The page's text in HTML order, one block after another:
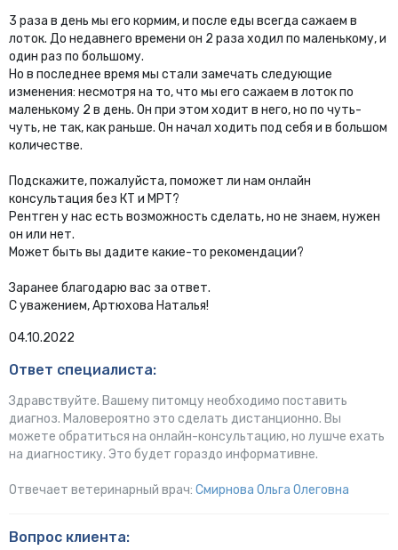
3 раза в день мы его кормим, и после еды всегда сажаем в
лоток. До недавнего времени он 2 раза ходил по маленькому, и
один раз по большому.
Но в последнее время мы стали замечать следующие
изменения: несмотря на то, что мы его сажаем в лоток по
маленькому 2 в день. Он при этом ходит в него, но по чуть-
чуть, не так, как раньше. Он начал ходить под себя и в большом
количестве.
Подскажите, пожалуйста, поможет ли нам онлайн
консультация без КТ и МРТ?
Рентген у нас есть возможность сделать, но не знаем, нужен
он или нет.
Может быть вы дадите какие-то рекомендации?
Заранее благодарю вас за ответ.
С уважением, Артюхова Наталья!
04.10.2022
Ответ специалиста:
Здравствуйте. Вашему питомцу необходимо поставить
диагноз. Маловероятно это сделать дистанционно. Вы
можете обратиться на онлайн-консультацию, но лушче ехать
на диагностику. Это будет гораздо информативне.
Отвечает ветеринарный врач: Смирнова Ольга Олеговна
Вопрос клиента: